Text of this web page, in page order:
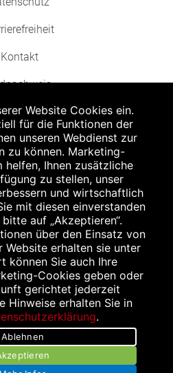
Kontakt
solange der Vorrat reicht. Für Druck-
Sie die Packungsbeilage und fragen
Apothekenerstattungspreis
Preisempfehlung der Hersteller. Der
gebrachter Preis für rezeptfreie
dem für Apotheken verbindlichen
in bestimmten Fällen (z.B. bei Kindern
gesetzlichen Krankenversicherung
Erstattungspreis im Falle einer
Krankenkassen, vor Abzug eines
§130 Abs. 1 SGB V.
Herstellers (UVP).
by apovena.de
Website Cookies ein.
für die Funktionen der
unseren Webdienst zur
zu können. Marketing-
helfen, Ihnen zusätzliche
zu stellen, unser
und wirtschaftlich
mit diesen einverstanden
auf „Akzeptieren“.
über den Einsatz von
Website erhalten sie unter
können Sie auch Ihre
Cookies geben oder
gerichtet jederzeit
Hinweise erhalten Sie in
.
Ablehnen